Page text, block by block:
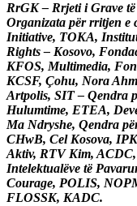
RrGK – Rrjeti i Grave
Organizata për rritjen e
Initiative, TOKA,
Rights – Kosovo,
KFOS, Multimedia,
KCSF, Çohu, Nora
Artpolis, SIT – Qendra
Hulumtime, ETEA,
Ma Ndryshe, Qendra
CHwB, Cel Kosova,
Aktiv, RTV Kim,
Intelektualëve të
Courage, POLIS,
FLOSSK, KADC.